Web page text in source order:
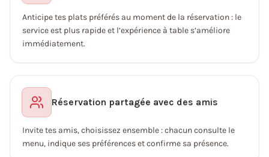
Anticipe tes plats préférés au moment de la réservation : le
service est plus rapide et l’expérience à table s’améliore
immédiatement.
Réservation partagée avec des amis
Invite tes amis, choisissez ensemble : chacun consulte le
menu, indique ses préférences et confirme sa présence.